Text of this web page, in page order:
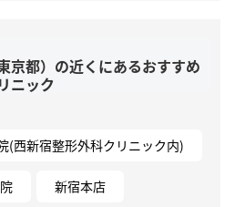
京都）の近くにあるおすすめ
ニック
(西新宿整形外科クリニック内)
新宿本店